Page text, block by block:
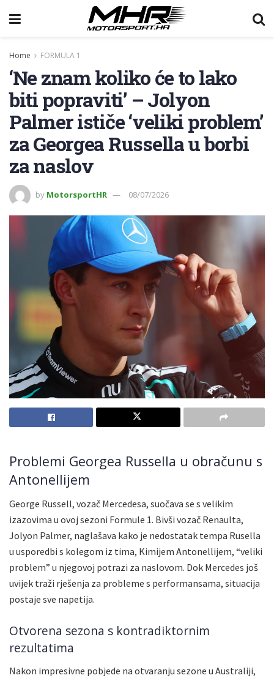
Home FORMULA 1
‘Ne znam koliko će to lako
biti popraviti’ – Jolyon
Palmer ističe ‘veliki problem’
za Georgea Russella u borbi
za naslov
by MotorsportHR 08/07/2026
Problemi Georgea Russella u obračunu s
Antonellijem
George Russell, vozač Mercedesa, suočava se s velikim
izazovima u ovoj sezoni Formule 1. Bivši vozač Renaulta,
Jolyon Palmer, naglašava kako je nedostatak tempa Rusella
u usporedbi s kolegom iz tima, Kimijem Antonellijem, “veliki
problem” u njegovoj potrazi za naslovom. Dok Mercedes još
uvijek traži rješenja za probleme s performansama, situacija
postaje sve napetija.
Otvorena sezona s kontradiktornim
rezultatima
Nakon impresivne pobjede na otvaranju sezone u Australiji,